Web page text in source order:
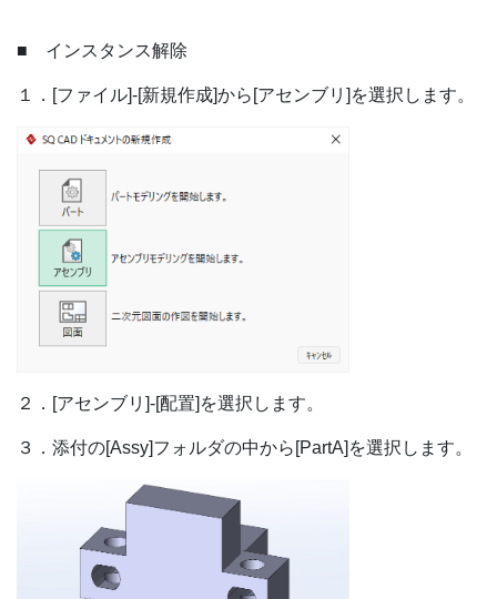
■ インスタンス解除
１．[ファイル]-[新規作成]から[アセンブリ]を選択します。
２．[アセンブリ]-[配置]を選択します。
３．添付の[Assy]フォルダの中から[PartA]を選択します。